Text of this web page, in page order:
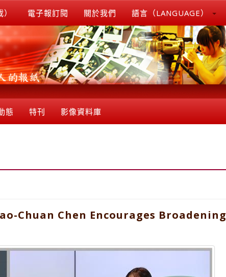
電子報訂閱 關於我們 語言（LANGUAGE）
態 特刊 影像資料庫
Chuan Chen Encourages Broadening